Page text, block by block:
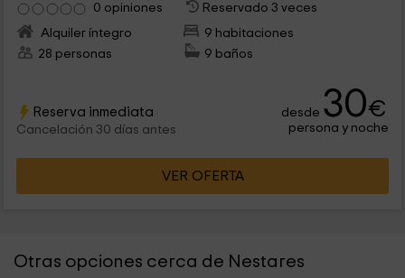
0 opiniones
Reservado 3 veces
Alquiler íntegro
9 habitaciones
28 personas
9 baños
Reserva inmediata
Cancelación 30 días antes
desde 30€
persona y noche
VER OFERTA
Otras opciones cerca de Nestares